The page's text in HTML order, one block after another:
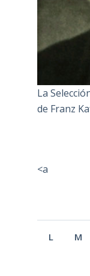
La
de Franz
<a
L M